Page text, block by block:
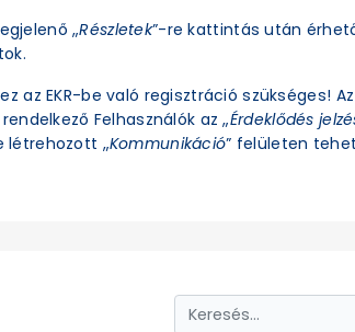
„Részletek”-re kattintás után
az EKR-be való regisztráció szükséges!
Felhasználók az „Érdeklődés
létrehozott „Kommunikáció” felületen